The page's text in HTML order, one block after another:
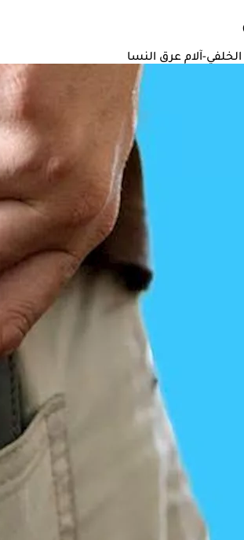
آلام عرق النسا
الخلفي
من العادات الشائعة التي
دون وعي بمخاطرها، ورغم سهولة هذه
عليها يتسبب في مشاكل عديدة منها آلام
"الكونسلتو" أضرار وضع المحفظة في
لما أوضحته الدكتورة هبة ناصر، أخصائية